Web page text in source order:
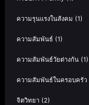
ความรุนแรงในสังคม (1)
ความสัมพันธ์ (1)
ความสัมพันธ์วัยต่างกัน (1)
ความสัมพันธ์ในครอบครัว
จิตวิทยา (2)